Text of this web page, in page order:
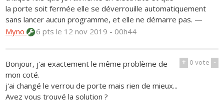
la porte soit fermée elle se déverrouille automatiquement
sans lancer aucun programme, et elle ne démarre pas. —
Myno
6 ptsle 12 nov 2019 - 00h44
+ 0vote -
Bonjour, j'ai exactement le même problème de
mon coté.
j'ai changé le verrou de porte mais rien de mieux...
Avez vous trouvé la solution ?